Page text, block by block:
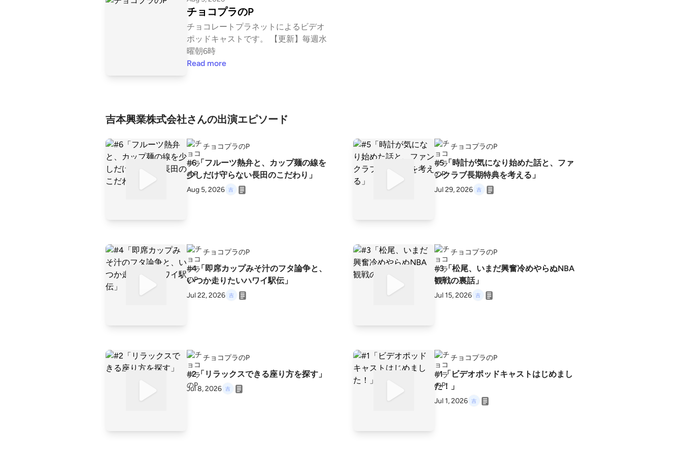
チョコプラのP
チョコレートプラネットによるビデオ
ポッドキャストです。 【更新】毎週水
曜朝6時
Read more
吉本興業株式会社さんの出演エピソード
チョコプラのP
#6「フルーツ熱弁と、カップ麺の線を
少しだけ守らない長田のこだわり」
Aug 5, 2026
チョコプラのP
#5「時計が気になり始めた話と、ファ
ンクラブ長期特典を考える」
Jul 29, 2026
チョコプラのP
#4「即席カップみそ汁のフタ論争と、
いつか走りたいハワイ駅伝」
Jul 22, 2026
チョコプラのP
#3「松尾、いまだ興奮冷めやらぬNBA
観戦の裏話」
Jul 15, 2026
チョコプラのP
#2「リラックスできる座り方を探す」
Jul 8, 2026
チョコプラのP
#1「ビデオポッドキャストはじめまし
た！」
Jul 1, 2026